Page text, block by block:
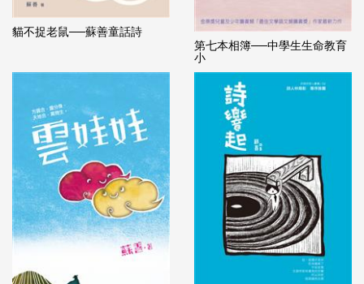
貓不捉老鼠──蘇善童話詩
第七本相簿──中學生生命教育
小